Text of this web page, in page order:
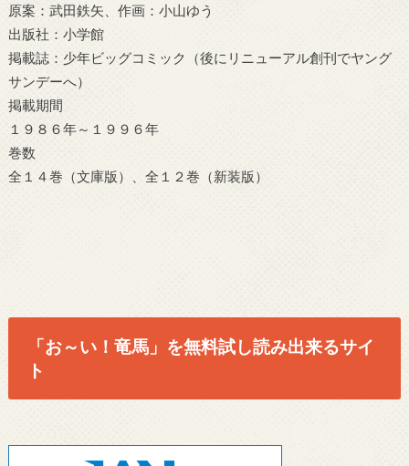
原案：武田鉄矢、作画：小山ゆう
出版社：小学館
掲載誌：少年ビッグコミック（後にリニューアル創刊でヤング
サンデーへ）
掲載期間
１９８６年～１９９６年
巻数
全１４巻（文庫版）、全１２巻（新装版）
「お～い！竜馬」を無料試し読み出来るサイ
ト